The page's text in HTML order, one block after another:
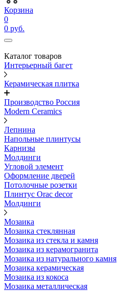
Корзина
0
0 руб.
Каталог товаров
Интерьерный багет
Керамическая плитка
Производство Россия
Modern Ceramics
Лепнина
Напольные плинтусы
Карнизы
Молдинги
Угловой элемент
Оформление дверей
Потолочные розетки
Плинтус Orac decor
Молдинги
Мозаика
Мозаика стеклянная
Мозаика из стекла и камня
Мозаика из керамогранита
Мозаика из натурального камня
Мозаика керамическая
Мозаика из кокоса
Мозаика металлическая